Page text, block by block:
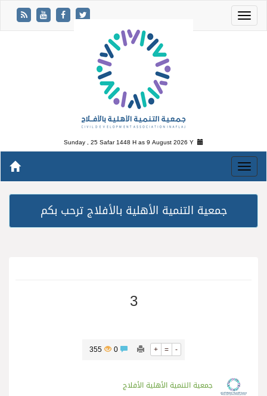
Sunday , 25 Safar 1448 H as9 August 2026 Y
جمعية التنمية الأهلية بالأفلاج ترحب بكم
3
+ = -
355
جمعية التنمية الأهلية الأفلاج